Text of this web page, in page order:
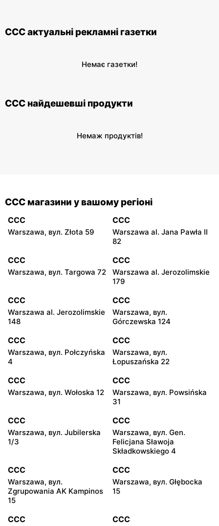
CCC актуальні рекламні газетки
Немає газетки!
CCC найдешевші продукти
Немаж продуктів!
CCC магазини у вашому регіоні
CCC
Warszawa, вул. Złota 59
CCC
Warszawa al. Jana Pawła II
82
CCC
Warszawa, вул. Targowa 72
CCC
Warszawa al. Jerozolimskie
179
CCC
Warszawa al. Jerozolimskie
148
CCC
Warszawa, вул.
Górczewska 124
CCC
Warszawa, вул. Połczyńska
4
CCC
Warszawa, вул.
Łopuszańska 22
CCC
Warszawa, вул. Wołoska 12
CCC
Warszawa, вул. Powsińska
31
CCC
Warszawa, вул. Jubilerska
1/3
CCC
Warszawa, вул. Gen.
Felicjana Sławoja
Składkowskiego 4
CCC
Warszawa, вул.
Zgrupowania AK Kampinos
15
CCC
Warszawa, вул. Głębocka
15
CCC CCC